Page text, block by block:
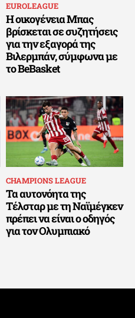
EUROLEAGUE
Η οικογένεια Μπας
βρίσκεται σε συζητήσεις
για την εξαγορά της
Βιλερμπάν, σύμφωνα με
το BeBasket
CHAMPIONS LEAGUE
Τα αυτονόητα της
Τέλσταρ με τη Ναϊμέγκεν
πρέπει να είναι ο οδηγός
για τον Ολυμπιακό